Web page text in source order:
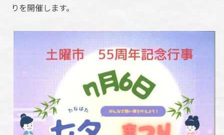
りを開催します。